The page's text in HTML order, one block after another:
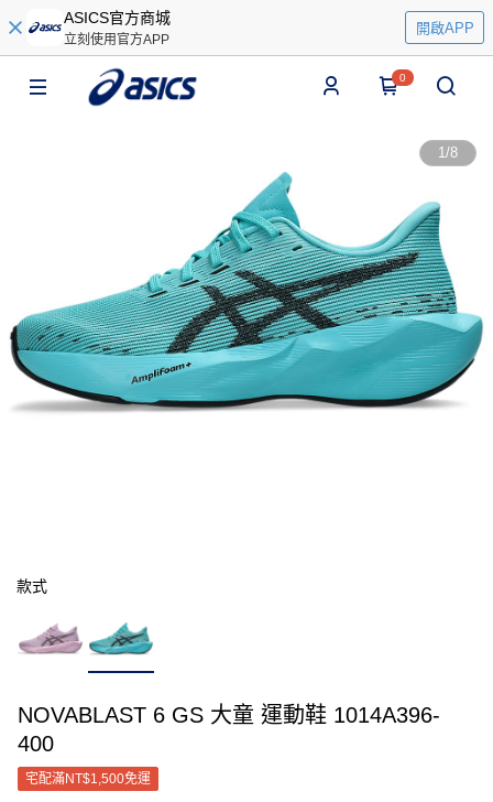
ASICS官方商城
立刻使用官方APP
開啟APP
0
1/8
款式
NOVABLAST 6 GS 大童 運動鞋 1014A396-
400
宅配滿NT$1,500免運